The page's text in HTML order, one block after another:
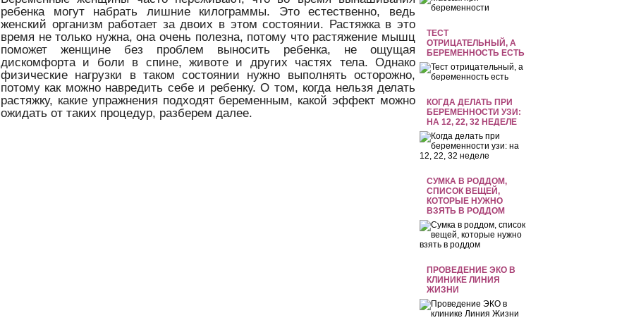
ТЕСТ
ОТРИЦАТЕЛЬНЫЙ, А
БЕРЕМЕННОСТЬ ЕСТЬ
КОГДА ДЕЛАТЬ ПРИ
БЕРЕМЕННОСТИ УЗИ:
НА 12, 22, 32 НЕДЕЛЕ
СУМКА В РОДДОМ,
СПИСОК ВЕЩЕЙ,
КОТОРЫЕ НУЖНО
ВЗЯТЬ В РОДДОМ
ПРОВЕДЕНИЕ ЭКО В
КЛИНИКЕ ЛИНИЯ
ЖИЗНИ
ребенка могут набрать лишние килограммы. Это естественно, ведь
женский организм работает за двоих в этом состоянии. Растяжка в это
время не только нужна, она очень полезна, потому что растяжение мышц
поможет женщине без проблем выносить ребенка, не ощущая
дискомфорта и боли в спине, животе и других частях тела. Однако
физические нагрузки в таком состоянии нужно выполнять осторожно,
потому как можно навредить себе и ребенку. О том, когда нельзя делать
растяжку, какие упражнения подходят беременным, какой эффект можно
ожидать от таких процедур, разберем далее.